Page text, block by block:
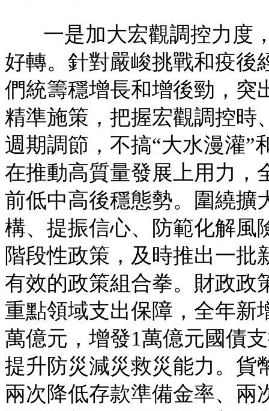
一是加大宏觀調控力度
好轉。針對嚴峻挑戰和疫後
們統籌穩增長和增後勁，突
精準施策，把握宏觀調控時
週期調節，不搞“大水漫灌”
在推動高質量發展上用力，
前低中高後穩態勢。圍繞擴
構、提振信心、防範化解風
階段性政策，及時推出一批
有效的政策組合拳。財政政
重點領域支出保障，全年新
萬億元，增發1萬億元國債
提升防災減災救災能力。貨
兩次降低存款準備金率、兩